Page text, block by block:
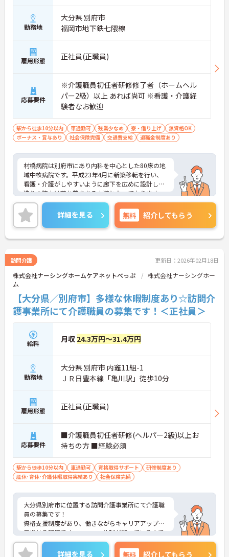
勤務地
大分県 別府市
福岡市地下鉄七隈線
雇用形態 正社員(正職員)
応募要件
※介護職員初任者研修修了者（ホームヘル
パー2級）以上 あれば尚可 ※看護・介護経
験者なお歓迎
駅から徒歩10分以内 車通勤可 残業少なめ 寮・借り上げ
無資格OK
ボーナス・賞与あり
社会保険完備 交通費支給 退職金制度あり
村橋病院は別府市にあり内科を中心とした80床の地
域中核病院です。平成23年4月に新築移転を行い、
看護・介護がしやすいように廊下を広めに設計した
造りの院内は落ち着きある内装となっております。
寮も完備しており、仕事とプライベートを充実させ
る内容になっております。
ご興味ある方には、面接対策ポイントなど、詳細を
お話しいたしますのでお気軽にご相談ください。
詳細を見る 無料 紹介してもらう
訪問介護 更新日：2026年02月18日
株式会社ナーシングホームケアネットべっぷ
株式会社ナーシングホー
ム
【大分県／別府市】多様な休暇制度あり☆訪問介
護事業所にて介護職員の募集です！＜正社員＞
給料 月収 24.3万円～31.4万円
勤務地
大分県 別府市 内竈11組-1
ＪＲ日豊本線「亀川駅」徒歩10分
雇用形態 正社員(正職員)
応募要件
■介護職員初任者研修(ヘルパー2級)以上お
持ちの方 ■経験必須
駅から徒歩10分以内 車通勤可 資格取得サポート
研修制度あり
産休･育休･介護休暇取得実績あり
社会保険完備
大分県別府市に位置する訪問介護事業所にて介護職
員の募集です！
資格支援制度があり、働きながらキャリアアップも
目指せる環境です。フォロー体制が整っているので
安心してご勤務いただけます。
ご興味のある方には、面接対策ポイントなど、さら
詳細を見る 無料 紹介してもらう